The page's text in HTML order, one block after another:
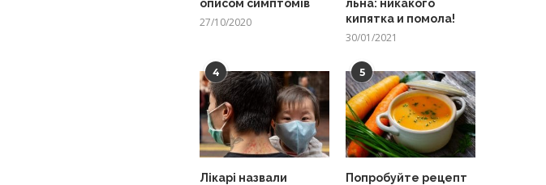
описом симптомів
27/10/2020
льна: никакого
кипятка и помола!
30/01/2021
4
Лікарі назвали
5
Попробуйте рецепт